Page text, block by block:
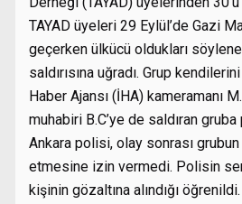
TAYAD üyeleri 29 Eylül’de Gazi
geçerken ülkücü oldukları
saldırısına uğradı. Grup
Haber Ajansı (İHA) kameramanı
muhabiri B.C’ye de saldıran
Ankara polisi, olay sonrası
etmesine izin vermedi. Polisin
kişinin gözaltına alındığı öğrenildi.